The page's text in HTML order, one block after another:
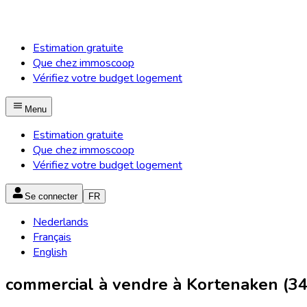
Estimation gratuite
Que chez immoscoop
Vérifiez votre budget logement
Menu
Estimation gratuite
Que chez immoscoop
Vérifiez votre budget logement
Se connecter FR
Nederlands
Français
English
commercial à vendre à Kortenaken